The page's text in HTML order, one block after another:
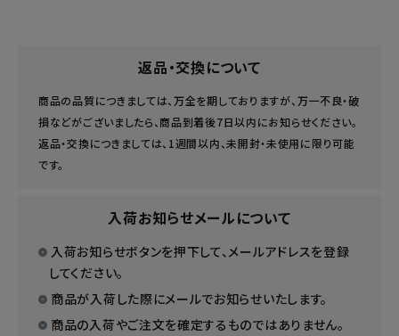
返品・交換について
商品の品質につきましては、万全を期しておりますが、万一不良・破
損などがございましたら、商品到着後7日以内にお知らせください。
返品・交換につきましては、1週間以内、未開封・未使用に限り可能
です。
入荷お知らせメールについて
入荷お知らせボタンを押下して、メールアドレスを登録
してください。
商品が入荷した際にメールでお知らせいたします。
商品の入荷やご注文を確定するものではありません。